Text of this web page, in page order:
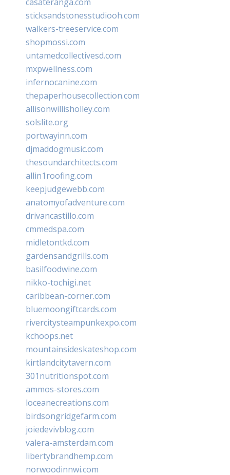
sticksandstonesstudiooh.com
walkers-treeservice.com
shopmossi.com
untamedcollectivesd.com
mxpwellness.com
infernocanine.com
thepaperhousecollection.com
allisonwillisholley.com
solslite.org
portwayinn.com
djmaddogmusic.com
thesoundarchitects.com
allin1roofing.com
keepjudgewebb.com
anatomyofadventure.com
drivancastillo.com
cmmedspa.com
midletontkd.com
gardensandgrills.com
basilfoodwine.com
nikko-tochigi.net
caribbean-corner.com
bluemoongiftcards.com
rivercitysteampunkexpo.com
kchoops.net
mountainsideskateshop.com
kirtlandcitytavern.com
301nutritionspot.com
ammos-stores.com
loceanecreations.com
birdsongridgefarm.com
joiedevivblog.com
valera-amsterdam.com
libertybrandhemp.com
norwoodinnwi.com